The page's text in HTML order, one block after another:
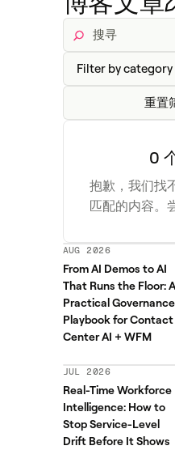
重置
0
抱歉，我们找
匹配的内容。
AUG 2026
From AI Demos to AI
That Runs the Floor: A
Practical Governance
Playbook for Contact
Center AI + WFM
JUL 2026
Real-Time Workforce
Intelligence: How to
Stop Service-Level
Drift Before It Shows